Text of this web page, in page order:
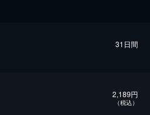
31日間
2,189円
（税込）